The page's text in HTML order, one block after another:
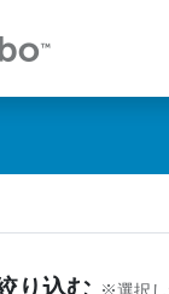
り込む